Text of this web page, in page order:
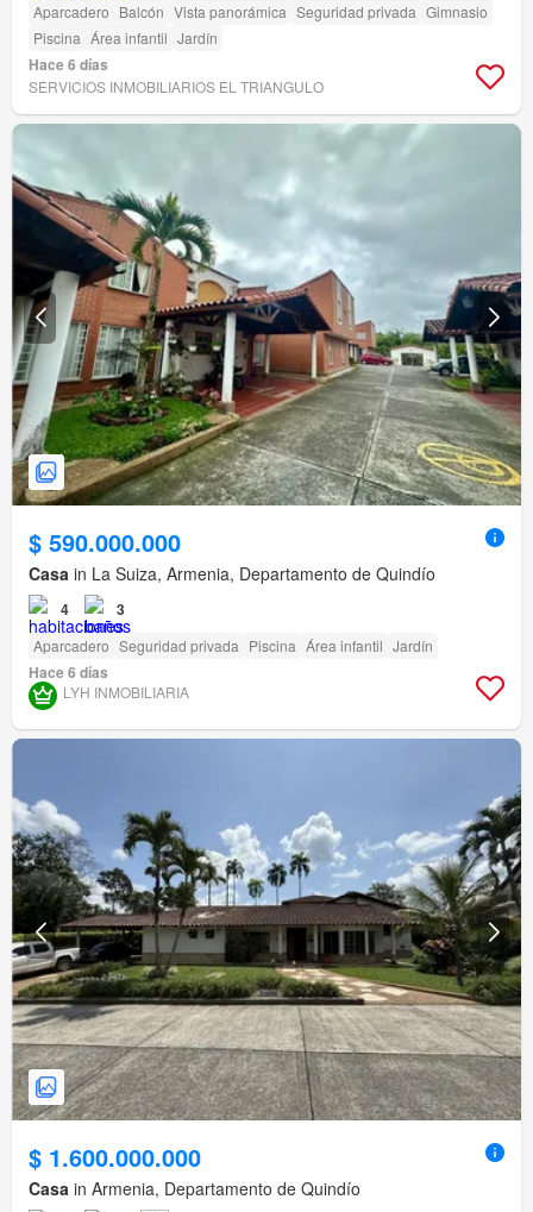
Aparcadero Balcón Vista panorámica Seguridad privada Gimnasio
Piscina Área infantil Jardín
Hace 6 días
SERVICIOS INMOBILIARIOS EL TRIANGULO
$ 590.000.000
Casa in La Suiza, Armenia, Departamento de Quindío
4 3
Aparcadero Seguridad privada Piscina Área infantil Jardín
Hace 6 días
LYH INMOBILIARIA
$ 1.600.000.000
Casa in Armenia, Departamento de Quindío